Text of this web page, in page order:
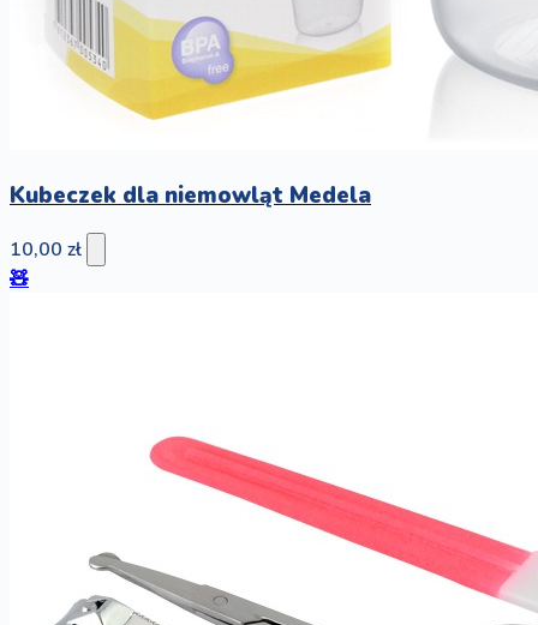
Kubeczek dla niemowląt Medela
10,00 zł
🧸